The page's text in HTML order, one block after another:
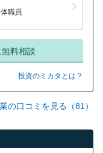
職員
料相談
投資のミカタとは？
の口コミを見る（81）